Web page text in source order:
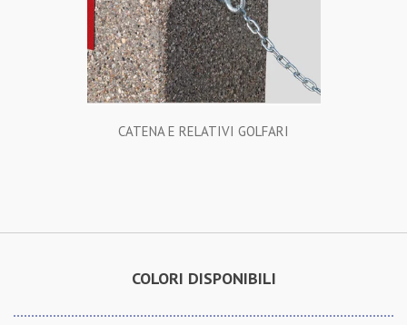
CATENA E RELATIVI GOLFARI
COLORI DISPONIBILI